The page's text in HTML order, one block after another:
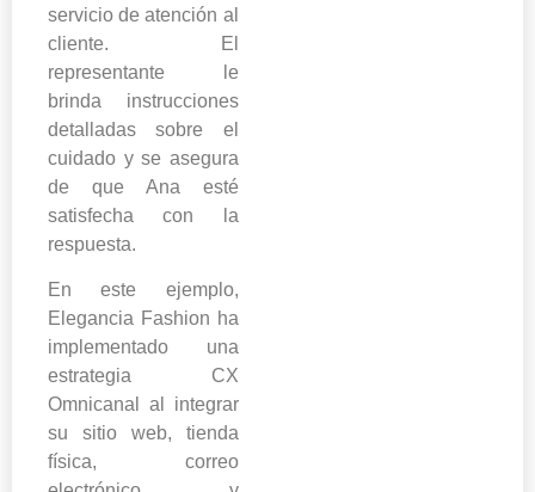
servicio de atención al
cliente. El
representante le
brinda instrucciones
detalladas sobre el
cuidado y se asegura
de que Ana esté
satisfecha con la
respuesta.
En este ejemplo,
Elegancia Fashion ha
implementado una
estrategia CX
Omnicanal al integrar
su sitio web, tienda
física, correo